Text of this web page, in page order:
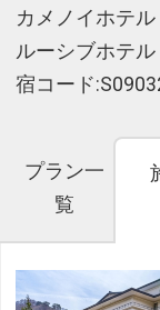
カメノイホテ
ルーシブホテル
宿コード
プラン一
覧